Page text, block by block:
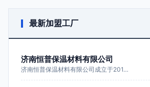
最新加盟工厂
济南恒普保温材料有限公司
济南恒普保温材料有限公司成立于201…